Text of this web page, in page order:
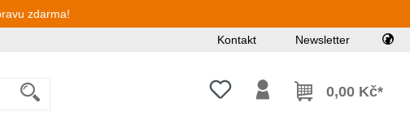
zdarma!
Kontakt Newsletter
Máte 0 položky v seznamu přání
0,00 Kč*